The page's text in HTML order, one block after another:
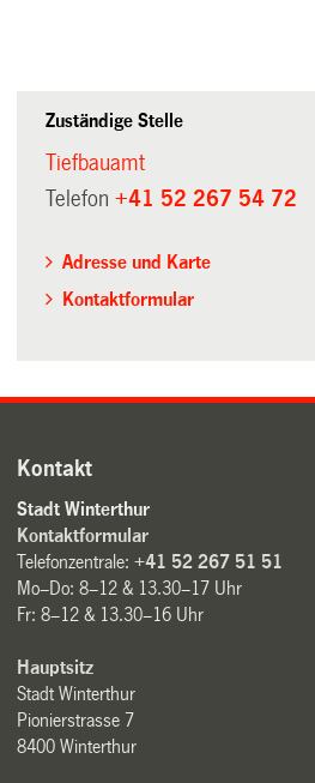
Zuständige Stelle
Tiefbauamt
Telefon+41 52 267 54 72
Adresse und Karte
Kontaktformular
Kontakt
Stadt Winterthur
Kontaktformular
Telefonzentrale:+41 52 267 51 51
Mo–Do: 8–12 & 13.30–17 Uhr
Fr: 8–12 & 13.30–16 Uhr
Hauptsitz
Stadt Winterthur
Pionierstrasse 7
8400 Winterthur